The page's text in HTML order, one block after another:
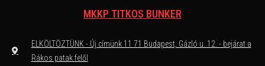
MKKP TITKOS BUNKER
ELKÖLTÖZTÜNK - Új címünk 11 71 Budapest, Gázló u. 12. - bejárat a
Rákos patak felől